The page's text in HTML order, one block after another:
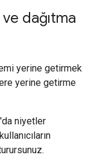
dağıtma
yerine getirmek
yerine getirme
niyetler